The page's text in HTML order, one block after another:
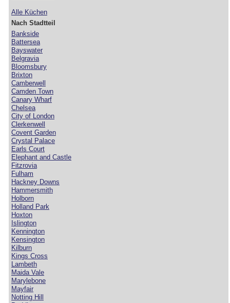
Alle Küchen
Nach Stadtteil
Bankside
Battersea
Bayswater
Belgravia
Bloomsbury
Brixton
Camberwell
Camden Town
Canary Wharf
Chelsea
City of London
Clerkenwell
Covent Garden
Crystal Palace
Earls Court
Elephant and Castle
Fitzrovia
Fulham
Hackney Downs
Hammersmith
Holborn
Holland Park
Hoxton
Islington
Kennington
Kensington
Kilburn
Kings Cross
Lambeth
Maida Vale
Marylebone
Mayfair
Notting Hill